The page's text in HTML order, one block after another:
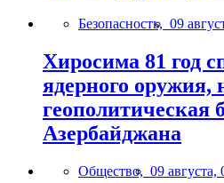
Безопасность, 09
Хиросима 81 год
ядерного оружия,
геополитическая
Азербайджана
Общество, 09 августа,